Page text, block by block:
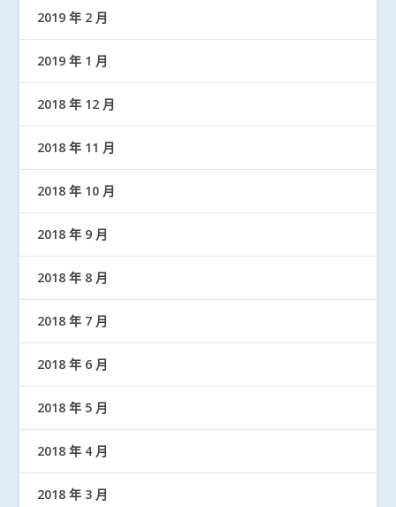
2019 年 2 月
2019 年 1 月
2018 年 12 月
2018 年 11 月
2018 年 10 月
2018 年 9 月
2018 年 8 月
2018 年 7 月
2018 年 6 月
2018 年 5 月
2018 年 4 月
2018 年 3 月